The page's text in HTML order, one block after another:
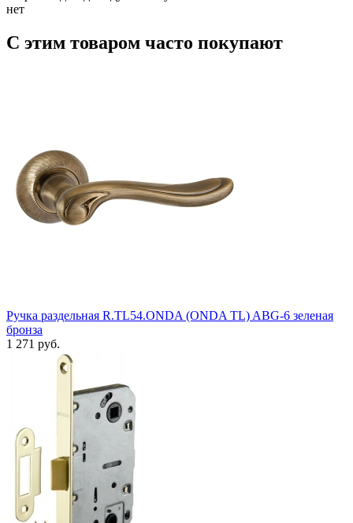
нет
С этим товаром часто покупают
Ручка раздельная R.TL54.ONDA (ONDA TL) ABG-6 зеленая
бронза
1 271 руб.